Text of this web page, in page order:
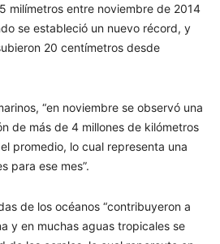
milímetros entre noviembre de 2014
se estableció un nuevo récord, y
20 centímetros desde
“en noviembre se observó una
de más de 4 millones de kilómetros
promedio, lo cual representa una
para ese mes”.
de los océanos “contribuyeron a
y en muchas aguas tropicales se